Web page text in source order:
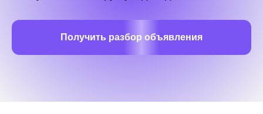
Получить разбор объявления